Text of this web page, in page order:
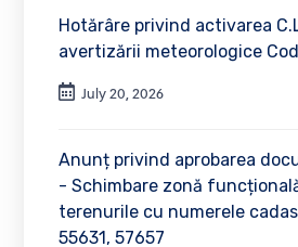
Hotărâre privind activarea
avertizării meteorologice
July 20, 2026
Anunț privind aprobarea
- Schimbare zonă
terenurile cu numerele
55631, 57657